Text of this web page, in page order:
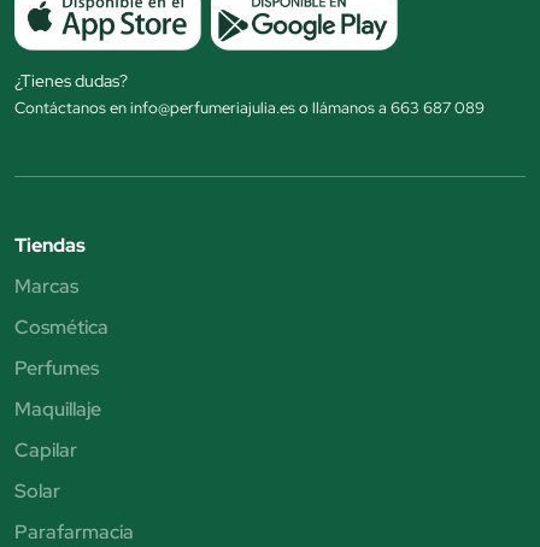
¿Tienes dudas?
Contáctanos en info@perfumeriajulia.es o llámanos a 663 687 089
Tiendas
Marcas
Cosmética
Perfumes
Maquillaje
Capilar
Solar
Parafarmacia